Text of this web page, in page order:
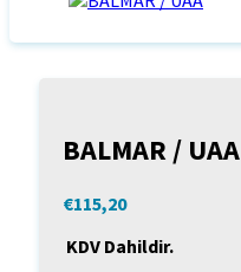
BALMAR / UAA
€115,20
KDV Dahildir.